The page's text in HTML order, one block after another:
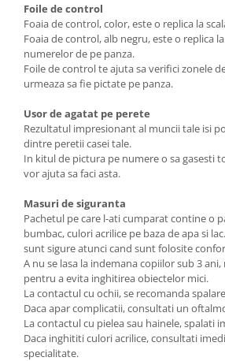
Foile de control
Foaia de control, color, este o replica la
Foaia de control, alb negru, este o replica
numerelor de pe panza.
Foile de control te ajuta sa verifici zonele
urmeaza sa fie pictate pe panza.
Usor de agatat pe perete
Rezultatul impresionant al muncii tale isi
dintre peretii casei tale.
In kitul de pictura pe numere o sa gasesti
vor ajuta sa faci asta.
Masuri de siguranta
Pachetul pe care l-ati cumparat contine o
bumbac, culori acrilice pe baza de apa si
sunt sigure atunci cand sunt folosite
A nu se lasa la indemana copiilor sub 3
pentru a evita inghitirea obiectelor mici.
La contactul cu ochii, se recomanda
Daca apar complicatii, consultati un
La contactul cu pielea sau hainele, spalati
Daca inghititi culori acrilice, consultati
specialitate.